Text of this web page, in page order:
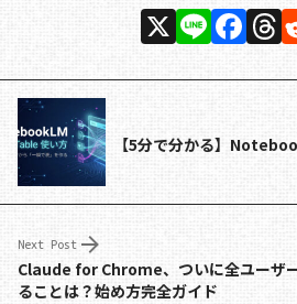
X Li
e
F
c
e
b
o
k
s
【5分で分かる】
Next Post
Claude for Chrome、ついに全ユーザ
ることは？始め方完全ガイド